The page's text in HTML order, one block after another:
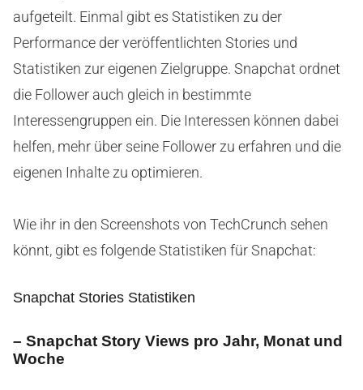
aufgeteilt. Einmal gibt es Statistiken zu der
Performance der veröffentlichten Stories und
Statistiken zur eigenen Zielgruppe. Snapchat ordnet
die Follower auch gleich in bestimmte
Interessengruppen ein. Die Interessen können dabei
helfen, mehr über seine Follower zu erfahren und die
eigenen Inhalte zu optimieren.
Wie ihr in den Screenshots von TechCrunch sehen
könnt, gibt es folgende Statistiken für Snapchat:
Snapchat Stories Statistiken
– Snapchat Story Views pro Jahr, Monat und
Woche